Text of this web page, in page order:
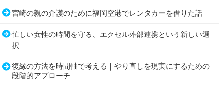
宮崎の親の介護のために福岡空港でレンタカーを借りた話
忙しい女性の時間を守る、エクセル外部連携という新しい選
択
復縁の方法を時間軸で考える｜やり直しを現実にするための
段階的アプローチ